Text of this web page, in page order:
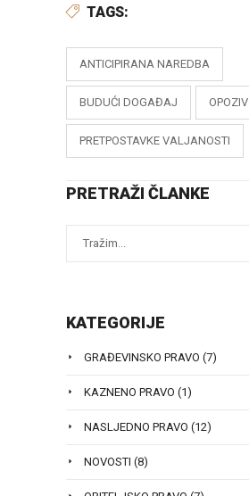
TAGS:
ANTICIPIRANA NAREDBA
BUDUĆI DOGAĐAJ OPOZIV
PRETPOSTAVKE VALJANOSTI
PRETRAŽI ČLANKE
KATEGORIJE
GRAĐEVINSKO PRAVO (7)
KAZNENO PRAVO (1)
NASLJEDNO PRAVO (12)
NOVOSTI (8)